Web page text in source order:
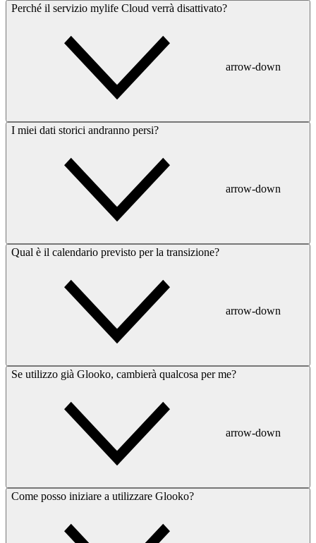
Perché il servizio mylife Cloud verrà disattivato?
arrow-down
I miei dati storici andranno persi?
arrow-down
Qual è il calendario previsto per la transizione?
arrow-down
Se utilizzo già Glooko, cambierà qualcosa per me?
arrow-down
Come posso iniziare a utilizzare Glooko?